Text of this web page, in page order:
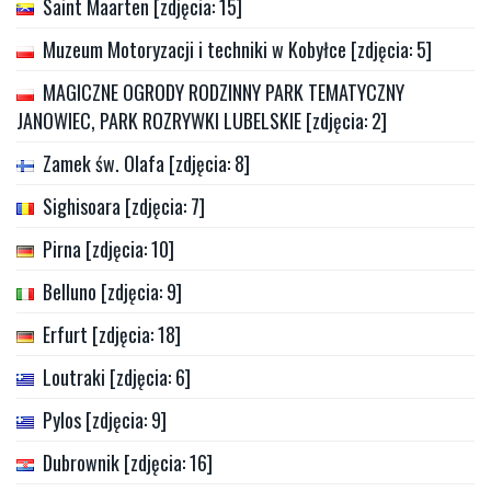
Saint Maarten [zdjęcia: 15]
Muzeum Motoryzacji i techniki w Kobyłce [zdjęcia: 5]
MAGICZNE OGRODY RODZINNY PARK TEMATYCZNY
JANOWIEC, PARK ROZRYWKI LUBELSKIE [zdjęcia: 2]
Zamek św. Olafa [zdjęcia: 8]
Sighisoara [zdjęcia: 7]
Pirna [zdjęcia: 10]
Belluno [zdjęcia: 9]
Erfurt [zdjęcia: 18]
Loutraki [zdjęcia: 6]
Pylos [zdjęcia: 9]
Dubrownik [zdjęcia: 16]